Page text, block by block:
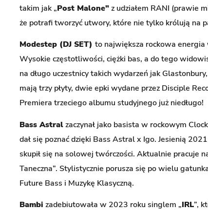
takim jak „Post Malone”z udziałem RANI (prawie
że potrafi tworzyć utwory, które nie tylko królują na
Modestep (DJ SET) to największa rockowa
Wysokie częstotliwości, ciężki bas, a do tego
na długo uczestnicy takich wydarzeń jak
mają trzy płyty, dwie epki wydane przez Disciple
Premiera trzeciego albumu studyjnego już niedługo!
Bass Astralzaczynał jako basista w rockowym
dał się poznać dzięki Bass Astral x Igo. Jesienią
skupił się na solowej twórczości. Aktualnie pracuje
Taneczna”. Stylistycznie porusza się po wielu
Future Bass i Muzykę Klasyczną.
Bambi zadebiutowała w 2023 roku singlem „IRL”,